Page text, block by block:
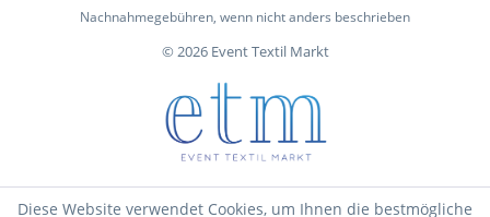
Nachnahmegebühren, wenn nicht anders beschrieben
© 2026 Event Textil Markt
Diese Website verwendet Cookies, um Ihnen die bestmögliche